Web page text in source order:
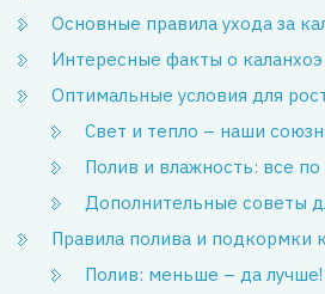
Основные правила ухода за
Интересные факты о каланхоэ
Оптимальные условия для
Свет и тепло – наши
Полив и влажность: все по
Дополнительные советы
Правила полива и подкормки
Полив: меньше – да лучше!